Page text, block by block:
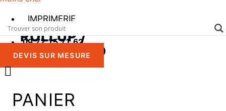
IMPRIMERIE
ROLLUP /
KAKÉMONO
09 72 15 71 62
DEVIS SUR MESURE
PANIER